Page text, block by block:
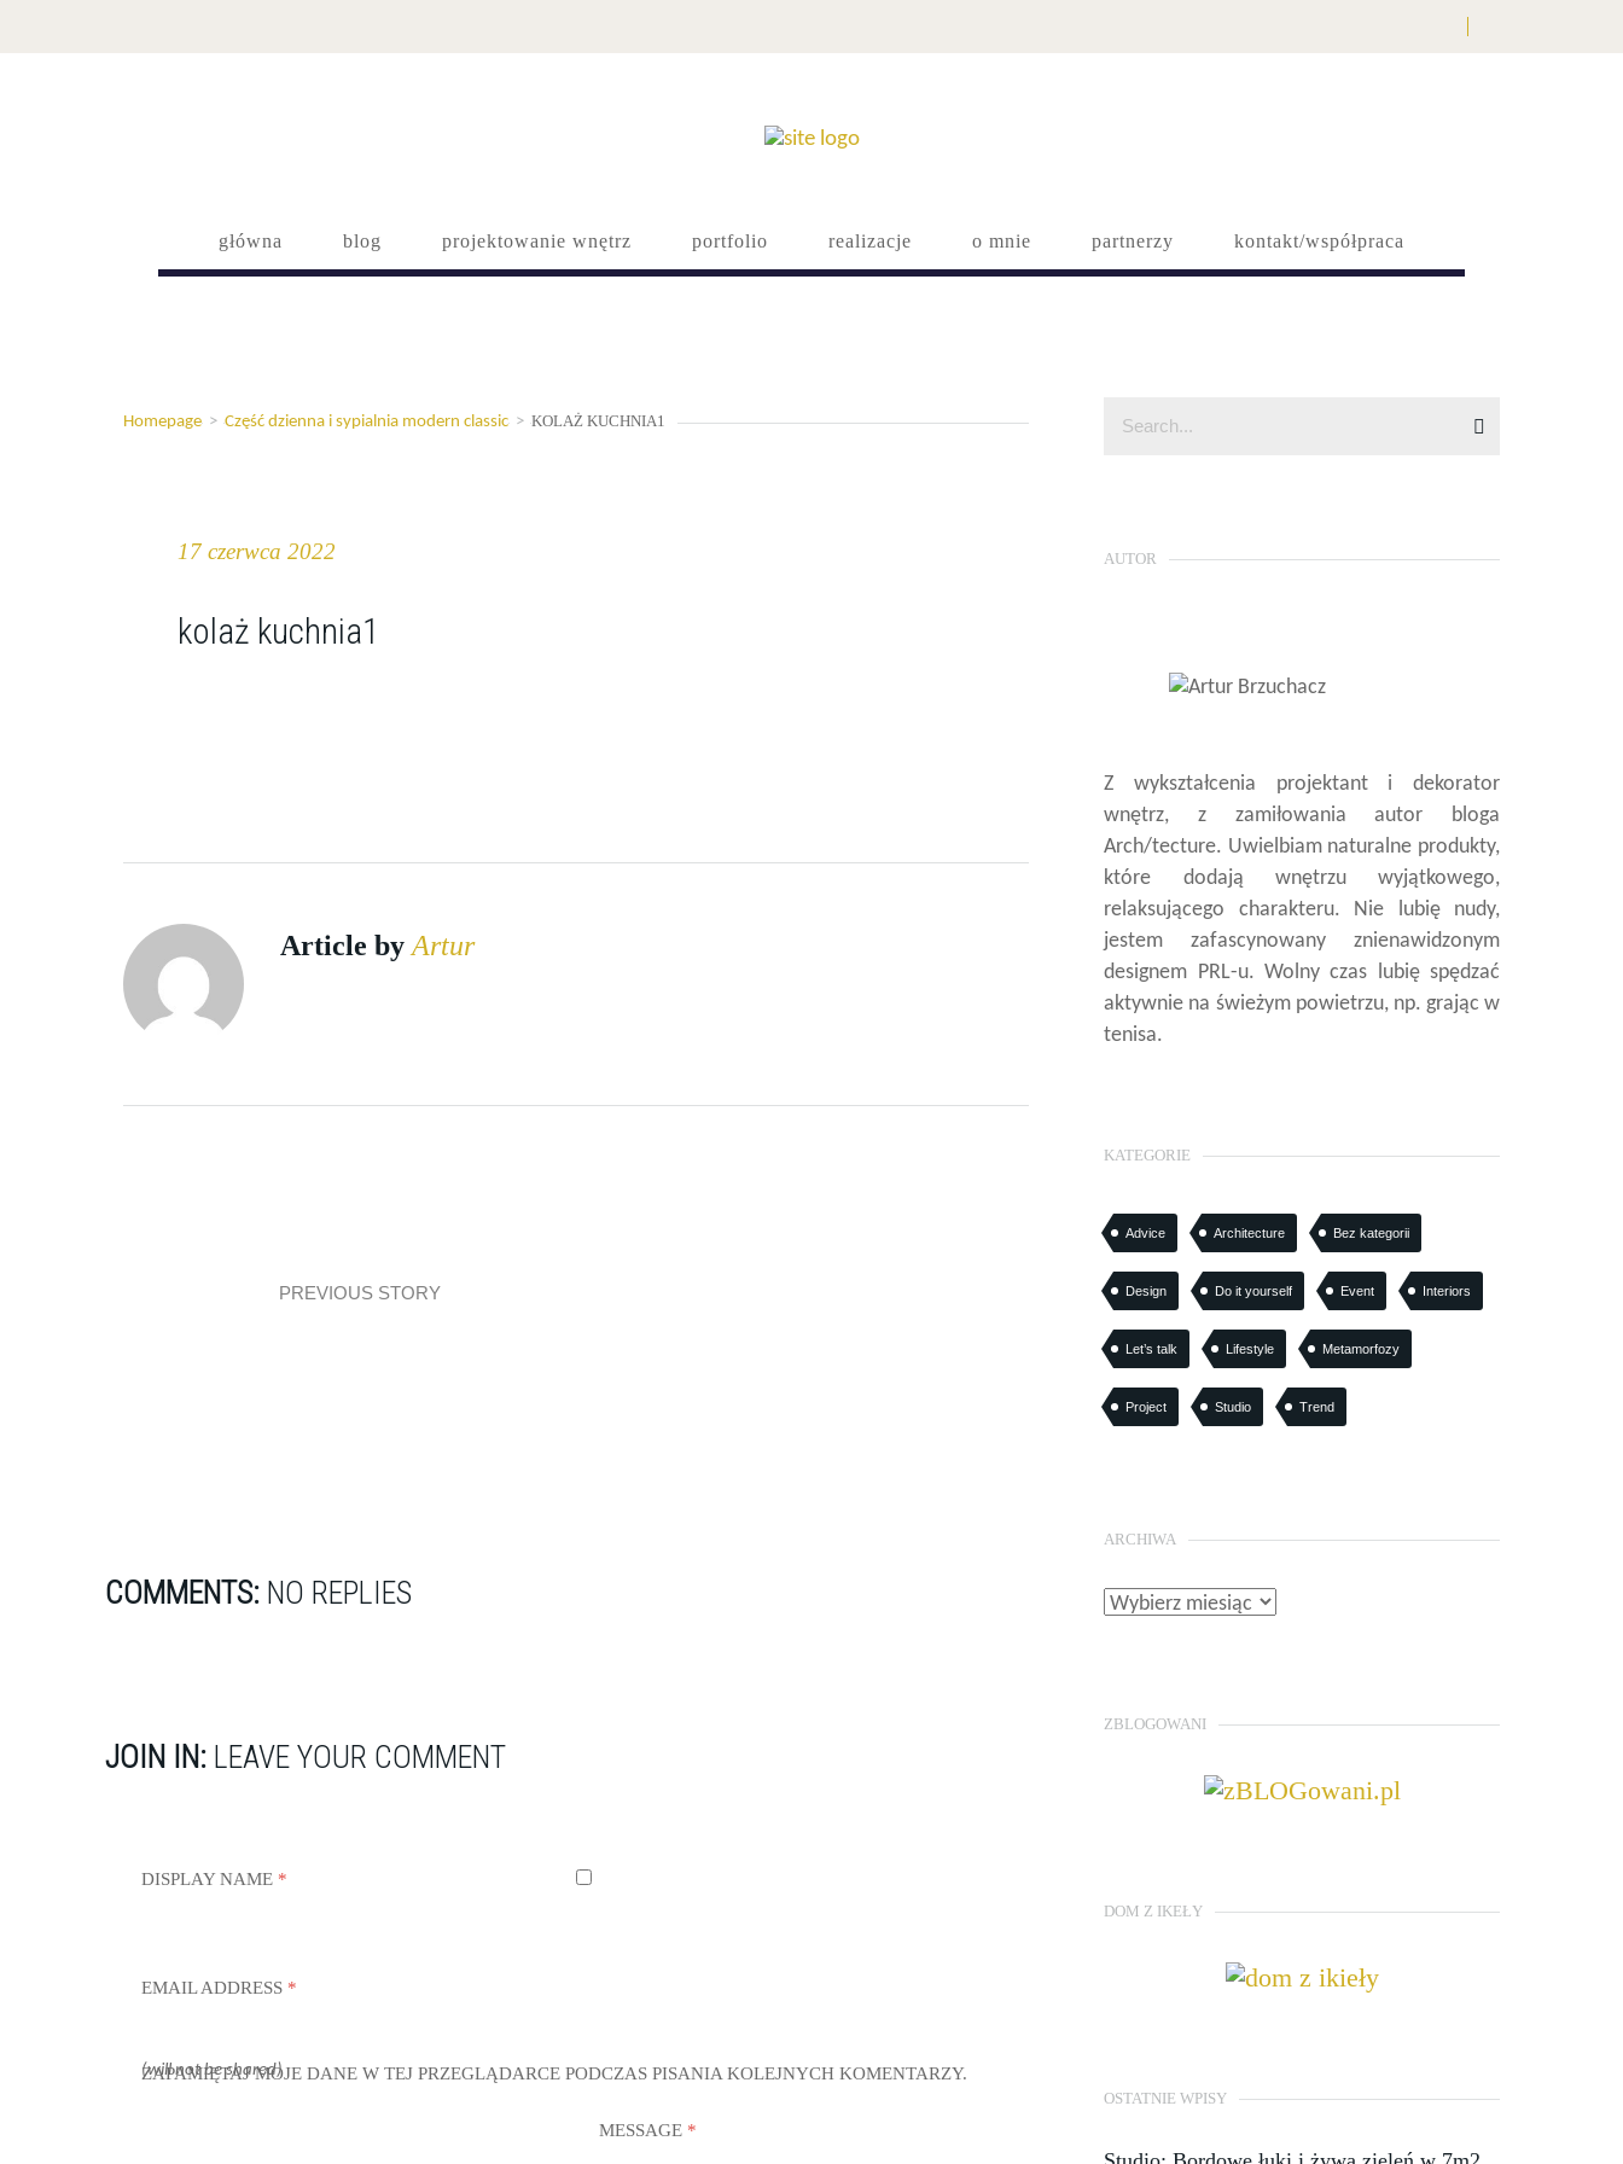
główna blog projektowanie wnętrz portfolio realizacje o mnie partnerzy kontakt/współpraca
Homepage > Część dzienna i sypialnia modern classic > KOLAŻ KUCHNIA1
17 czerwca 2022
kolaż kuchnia1
Article by Artur
PREVIOUS STORY
COMMENTS: NO REPLIES
JOIN IN: LEAVE YOUR COMMENT
DISPLAY NAME *
EMAIL ADDRESS *
(will not be shared)
ZAPAMIĘTAJ MOJE DANE W TEJ PRZEGLĄDARCE PODCZAS PISANIA KOLEJNYCH KOMENTARZY.
MESSAGE *
AUTOR
Z wykształcenia projektant i dekorator
wnętrz, z zamiłowania autor bloga
Arch/tecture. Uwielbiam naturalne produkty,
które dodają wnętrzu wyjątkowego,
relaksującego charakteru. Nie lubię nudy,
jestem zafascynowany znienawidzonym
designem PRL-u. Wolny czas lubię spędzać
aktywnie na świeżym powietrzu, np. grając w
tenisa.
KATEGORIE
Advice Architecture Bez kategorii
Design Do it yourself Event Interiors
Let’s talk Lifestyle Metamorfozy
Project Studio Trend
ARCHIWA
ZBLOGOWANI
DOM Z IKEŁY
OSTATNIE WPISY